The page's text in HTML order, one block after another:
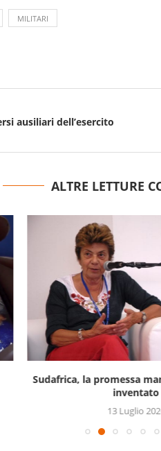
MILITARI
ausiliari dell’esercito
ALTRE LETTURE
Sudafrica, la promessa
inventato
13 Luglio